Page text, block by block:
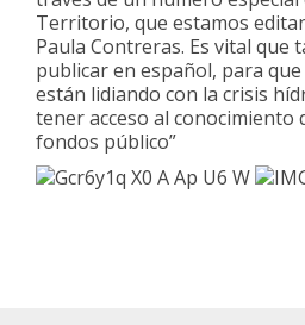
Territorio, que estamos
Paula Contreras. Es vital que
publicar en español, para
están lidiando con la crisis
tener acceso al conocimiento
fondos público”